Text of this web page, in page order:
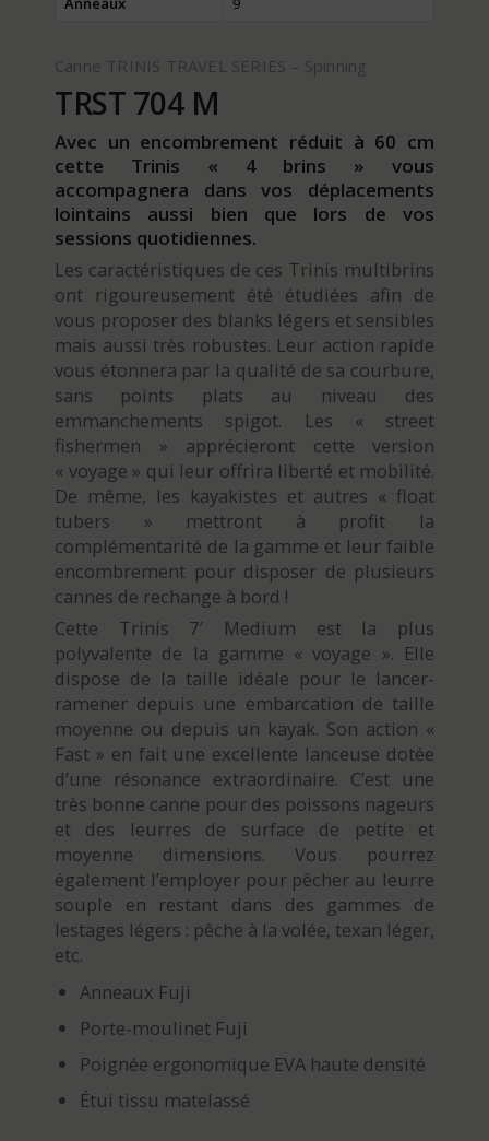
Canne TRINIS TRAVEL SERIES – Spinning
TRST 704 M
Avec un encombrement réduit à 60 cm
cette Trinis « 4 brins » vous
accompagnera dans vos déplacements
lointains aussi bien que lors de vos
sessions quotidiennes.
Les caractéristiques de ces Trinis multibrins
ont rigoureusement été étudiées afin de
vous proposer des blanks légers et sensibles
mais aussi très robustes. Leur action rapide
vous étonnera par la qualité de sa courbure,
sans points plats au niveau des
emmanchements spigot. Les « street
fishermen » apprécieront cette version
« voyage » qui leur offrira liberté et mobilité.
De même, les kayakistes et autres « float
tubers » mettront à profit la
complémentarité de la gamme et leur faible
encombrement pour disposer de plusieurs
cannes de rechange à bord !
Cette Trinis 7′ Medium est la plus
polyvalente de la gamme « voyage ». Elle
dispose de la taille idéale pour le lancer-
ramener depuis une embarcation de taille
moyenne ou depuis un kayak. Son action «
Fast » en fait une excellente lanceuse dotée
d’une résonance extraordinaire. C’est une
très bonne canne pour des poissons nageurs
et des leurres de surface de petite et
moyenne dimensions. Vous pourrez
également l’employer pour pêcher au leurre
souple en restant dans des gammes de
lestages légers : pêche à la volée, texan léger,
etc.
Anneaux Fuji
Porte-moulinet Fuji
Poignée ergonomique EVA haute densité
Étui tissu matelassé